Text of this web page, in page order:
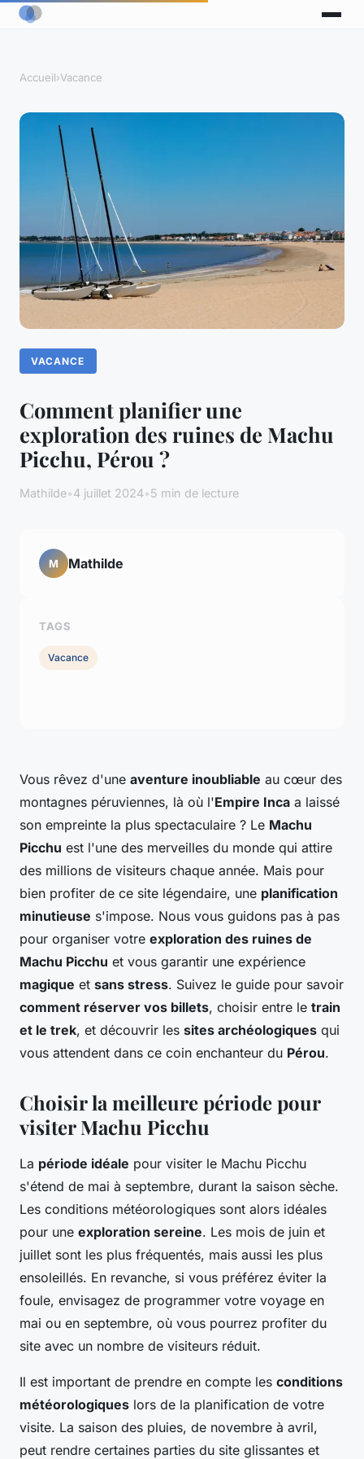
Accueil›Vacance
VACANCE
Comment planifier une
exploration des ruines de Machu
Picchu, Pérou ?
Mathilde•4 juillet 2024•5 min de lecture
Vous rêvez d'une aventure inoubliable au cœur des
montagnes péruviennes, là où l'Empire Inca a laissé
son empreinte la plus spectaculaire ? Le Machu
Picchu est l'une des merveilles du monde qui attire
des millions de visiteurs chaque année. Mais pour
bien profiter de ce site légendaire, une planification
minutieuse s'impose. Nous vous guidons pas à pas
pour organiser votre exploration des ruines de
Machu Picchu et vous garantir une expérience
magique et sans stress. Suivez le guide pour savoir
comment réserver vos billets, choisir entre le train
et le trek, et découvrir les sites archéologiques qui
vous attendent dans ce coin enchanteur du Pérou.
Choisir la meilleure période pour
visiter Machu Picchu
La période idéale pour visiter le Machu Picchu
s'étend de mai à septembre, durant la saison sèche.
Les conditions météorologiques sont alors idéales
pour une exploration sereine. Les mois de juin et
juillet sont les plus fréquentés, mais aussi les plus
ensoleillés. En revanche, si vous préférez éviter la
foule, envisagez de programmer votre voyage en
mai ou en septembre, où vous pourrez profiter du
site avec un nombre de visiteurs réduit.
Il est important de prendre en compte les conditions
météorologiques lors de la planification de votre
visite. La saison des pluies, de novembre à avril,
peut rendre certaines parties du site glissantes et
M Mathilde
TAGS
Vacance